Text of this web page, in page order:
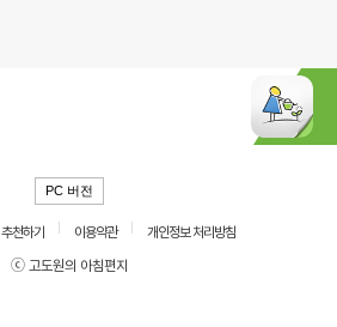
PC 버전
추천하기 이용약관
개인정보 처리방침
ⓒ 고도원의 아침편지